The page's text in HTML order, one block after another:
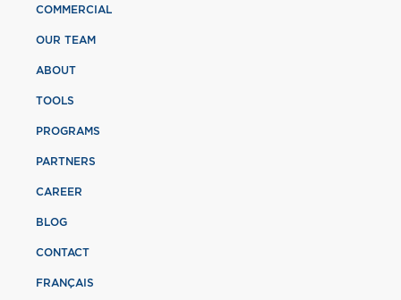
COMMERCIAL
OUR TEAM
ABOUT
TOOLS
PROGRAMS
PARTNERS
CAREER
BLOG
CONTACT
FRANÇAIS